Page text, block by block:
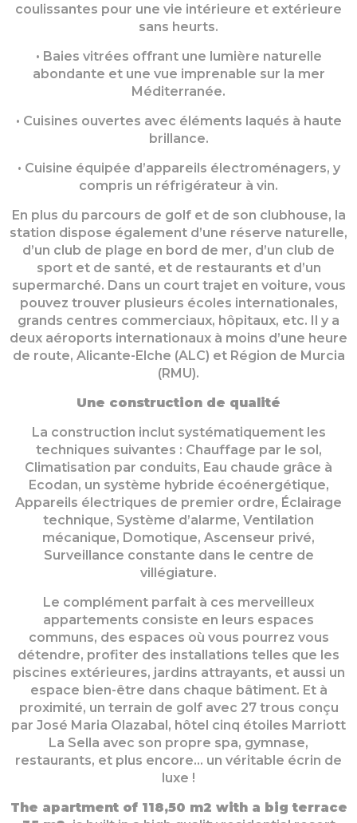
coulissantes pour une vie intérieure et extérieure
sans heurts.
• Baies vitrées offrant une lumière naturelle
abondante et une vue imprenable sur la mer
Méditerranée.
• Cuisines ouvertes avec éléments laqués à haute
brillance.
• Cuisine équipée d’appareils électroménagers, y
compris un réfrigérateur à vin.
En plus du parcours de golf et de son clubhouse, la
station dispose également d’une réserve naturelle,
d’un club de plage en bord de mer, d’un club de
sport et de santé, et de restaurants et d’un
supermarché. Dans un court trajet en voiture, vous
pouvez trouver plusieurs écoles internationales,
grands centres commerciaux, hôpitaux, etc. Il y a
deux aéroports internationaux à moins d’une heure
de route, Alicante-Elche (ALC) et Région de Murcia
(RMU).
Une construction de qualité
La construction inclut systématiquement les
techniques suivantes : Chauffage par le sol,
Climatisation par conduits, Eau chaude grâce à
Ecodan, un système hybride écoénergétique,
Appareils électriques de premier ordre, Éclairage
technique, Système d’alarme, Ventilation
mécanique, Domotique, Ascenseur privé,
Surveillance constante dans le centre de
villégiature.
Le complément parfait à ces merveilleux
appartements consiste en leurs espaces
communs, des espaces où vous pourrez vous
détendre, profiter des installations telles que les
piscines extérieures, jardins attrayants, et aussi un
espace bien-être dans chaque bâtiment. Et à
proximité, un terrain de golf avec 27 trous conçu
par José Maria Olazabal, hôtel cinq étoiles Marriott
La Sella avec son propre spa, gymnase,
restaurants, et plus encore… un véritable écrin de
luxe !
The apartment of 118,50 m2 with a big terrace